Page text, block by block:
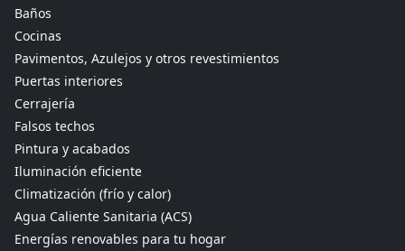
Baños
Cocinas
Pavimentos, Azulejos y otros revestimientos
Puertas interiores
Cerrajería
Falsos techos
Pintura y acabados
Iluminación eficiente
Climatización (frío y calor)
Agua Caliente Sanitaria (ACS)
Energías renovables para tu hogar